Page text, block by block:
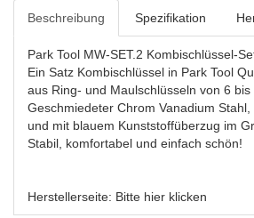
Beschreibung Spezifikation
Park Tool MW-SET.2 Kombischlüssel-
Ein Satz Kombischlüssel in Park Tool
aus Ring- und Maulschlüsseln von 6 bis
Geschmiedeter Chrom Vanadium
und mit blauem Kunststoffüberzug im
Stabil, komfortabel und einfach schön!
Herstellerseite: Bitte hier klicken